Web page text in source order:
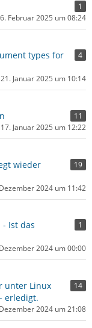
1
6. Februar 2025 um 08:24
types for
4
21. Januar 2025 um 10:14
11
17. Januar 2025 um 12:22
wieder
19
2024 um 11:42
Ist das
1
2024 um 00:00
unter Linux
erledigt.
14
2024 um 21:08